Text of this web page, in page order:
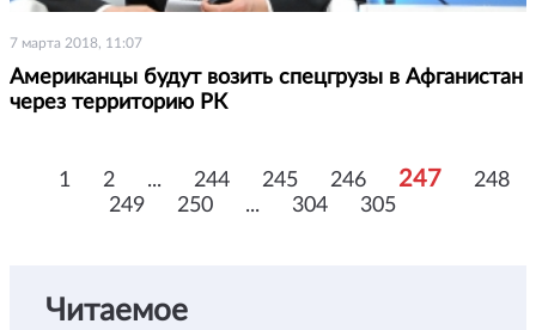
7 марта 2018, 11:07
Американцы будут возить спецгрузы в Афганистан
через территорию РК
1 2 ... 244 245 246 247
248
249
250 ... 304 305
Читаемое